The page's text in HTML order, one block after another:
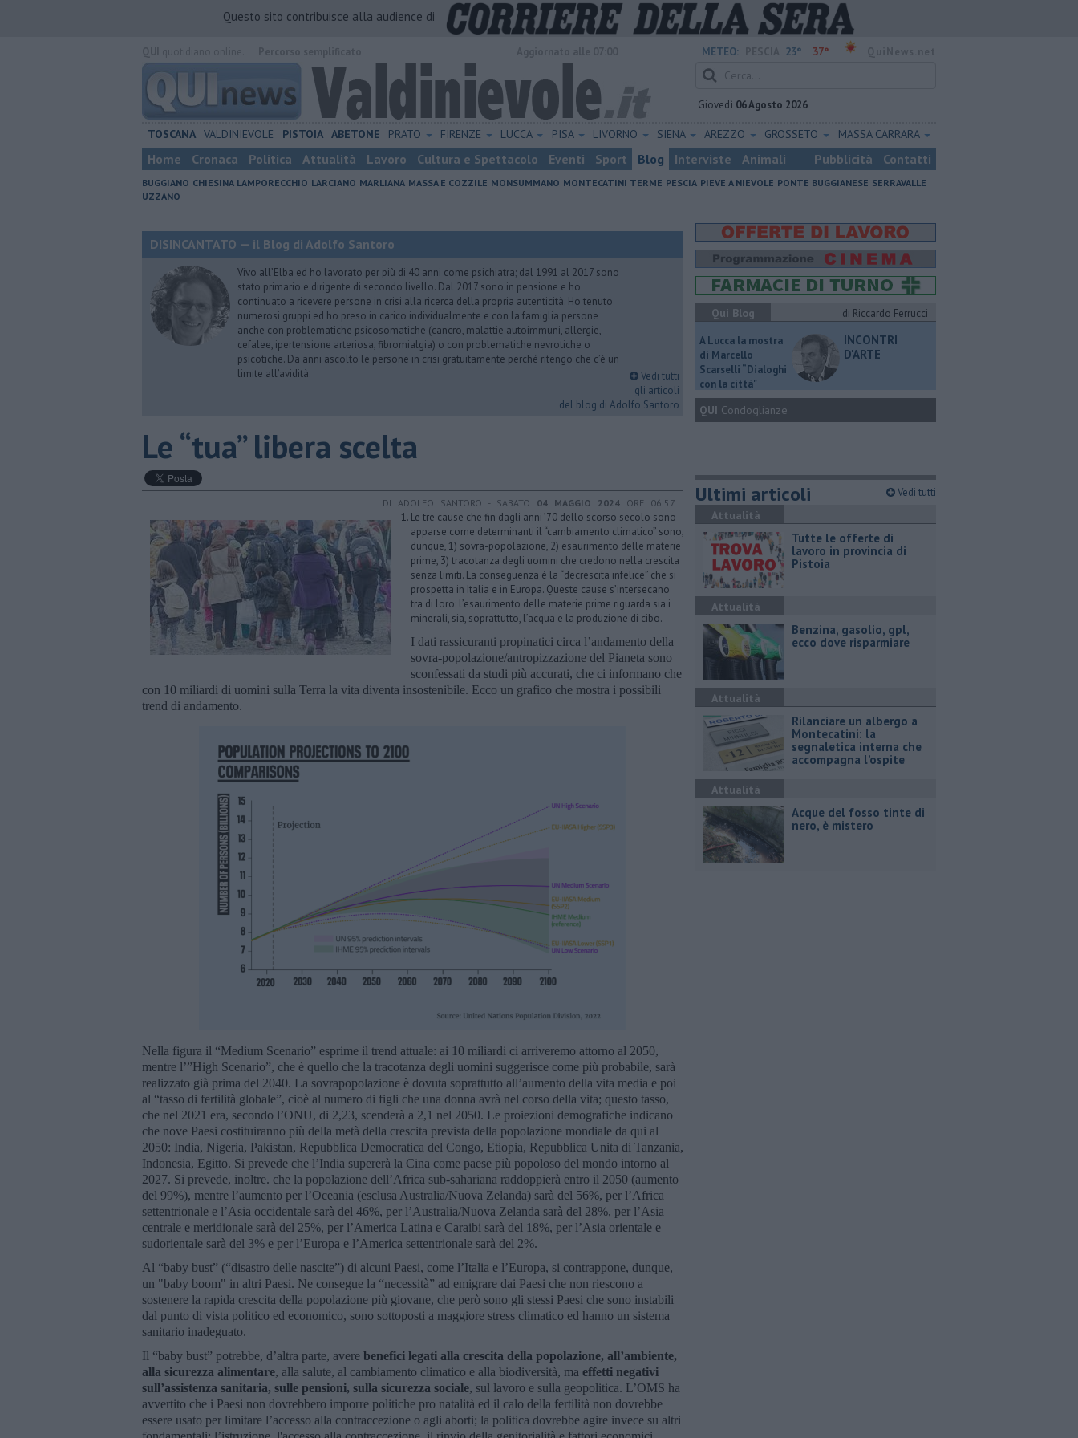
Questo sito contribuisce alla audience di
METEO: 23° 37°
Giovedì 06 Agosto 2026
TOSCANA VALDINIEVOLE PISTOIA ABETONE PRATO FIRENZE LUCCA PISA LIVORNO SIENA AREZZO GROSSETO MASSA CARRARA
Home Cronaca Politica Attualità Lavoro Cultura e Spettacolo Eventi Sport Blog Interviste Animali Pubblicità Contatti
BUGGIANO CHIESINA LAMPORECCHIO LARCIANO MARLIANA MASSA E COZZILE MONSUMMANO MONTECATINI TERME PESCIA PIEVE A NIEVOLE PONTE BUGGIANESE SERRAVALLE
UZZANO
DISINCANTATO — il Blog di Adolfo Santoro
Vivo all’Elba ed ho lavorato per più di 40 anni come psichiatra; dal 1991 al 2017 sono
stato primario e dirigente di secondo livello. Dal 2017 sono in pensione e ho
continuato a ricevere persone in crisi alla ricerca della propria autenticità. Ho tenuto
numerosi gruppi ed ho preso in carico individualmente e con la famiglia persone
anche con problematiche psicosomatiche (cancro, malattie autoimmuni, allergie,
cefalee, ipertensione arteriosa, fibromialgia) o con problematiche nevrotiche o
psicotiche. Da anni ascolto le persone in crisi gratuitamente perché ritengo che c’è un
limite all’avidità.
Vedi tutti
gli articoli
del blog di Adolfo Santoro
​Le “tua” libera scelta
DI ADOLFO SANTORO - SABATO 04 MAGGIO 2024 ORE 06:57
Le tre cause che fin dagli anni ’70 dello scorso secolo sono
apparse come determinanti il “cambiamento climatico” sono,
dunque, 1) sovra-popolazione, 2) esaurimento delle materie
prime, 3) tracotanza degli uomini che credono nella crescita
senza limiti. La conseguenza è la “decrescita infelice” che si
prospetta in Italia e in Europa. Queste cause s’intersecano
tra di loro: l’esaurimento delle materie prime riguarda sia i
minerali, sia, soprattutto, l’acqua e la produzione di cibo.
I dati rassicuranti propinatici circa l’andamento della
sovra-popolazione/antropizzazione del Pianeta sono
sconfessati da studi più accurati, che ci informano che
con 10 miliardi di uomini sulla Terra la vita diventa insostenibile. Ecco un grafico che mostra i possibili
trend di andamento.
Nella figura il “Medium Scenario” esprime il trend attuale: ai 10 miliardi ci arriveremo attorno al 2050,
mentre l’”High Scenario”, che è quello che la tracotanza degli uomini suggerisce come più probabile, sarà
realizzato già prima del 2040. La sovrapopolazione è dovuta soprattutto all’aumento della vita media e poi
al “tasso di fertilità globale”, cioè al numero di figli che una donna avrà nel corso della vita; questo tasso,
che nel 2021 era, secondo l’ONU, di 2,23, scenderà a 2,1 nel 2050. Le proiezioni demografiche indicano
che nove Paesi costituiranno più della metà della crescita prevista della popolazione mondiale da qui al
2050: India, Nigeria, Pakistan, Repubblica Democratica del Congo, Etiopia, Repubblica Unita di Tanzania,
Indonesia, Egitto. Si prevede che l’India supererà la Cina come paese più popoloso del mondo intorno al
2027. Si prevede, inoltre. che la popolazione dell’Africa sub-sahariana raddoppierà entro il 2050 (aumento
del 99%), mentre l’aumento per l’Oceania (esclusa Australia/Nuova Zelanda) sarà del 56%, per l’Africa
settentrionale e l’Asia occidentale sarà del 46%, per l’Australia/Nuova Zelanda sarà del 28%, per l’Asia
centrale e meridionale sarà del 25%, per l’America Latina e Caraibi sarà del 18%, per l’Asia orientale e
sudorientale sarà del 3% e per l’Europa e l’America settentrionale sarà del 2%.
Al “baby bust” (“disastro delle nascite”) di alcuni Paesi, come l’Italia e l’Europa, si contrappone, dunque,
un "baby boom" in altri Paesi. Ne consegue la “necessità” ad emigrare dai Paesi che non riescono a
sostenere la rapida crescita della popolazione più giovane, che però sono gli stessi Paesi che sono instabili
dal punto di vista politico ed economico, sono sottoposti a maggiore stress climatico ed hanno un sistema
sanitario inadeguato.
Il “baby bust” potrebbe, d’altra parte, avere benefici legati alla crescita della popolazione, all’ambiente,
alla sicurezza alimentare, alla salute, al cambiamento climatico e alla biodiversità, ma effetti negativi
sull’assistenza sanitaria, sulle pensioni, sulla sicurezza sociale, sul lavoro e sulla geopolitica. L’OMS ha
avvertito che i Paesi non dovrebbero imporre politiche pro natalità ed il calo della fertilità non dovrebbe
essere usato per limitare l’accesso alla contraccezione o agli aborti; la politica dovrebbe agire invece su altri
Qui Blog
di Riccardo Ferrucci
A Lucca la mostra
di Marcello
Scarselli “Dialoghi
con la città"
INCONTRI
D'ARTE
QUI Condoglianze
Ultimi articoli Vedi tutti
Attualità
​Tutte le offerte di
lavoro in provincia di
Pistoia
Attualità
​Benzina, gasolio, gpl,
ecco dove risparmiare
Attualità
Rilanciare un albergo a
Montecatini: la
segnaletica interna che
accompagna l’ospite
Attualità
Acque del fosso tinte di
nero, è mistero